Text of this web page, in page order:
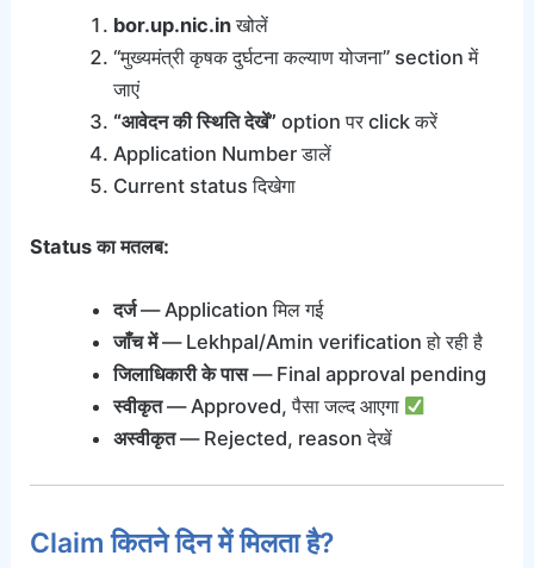
bor.up.nic.inखोलें
“मुख्यमंत्री कृषक दुर्घटना कल्याण योजना” section में
जाएं
“आवेदन की स्थिति देखें” option पर click करें
Application Number डालें
Current status दिखेगा
Status का मतलब:
दर्ज— Application मिल गई
जाँच में— Lekhpal/Amin verification हो रही है
जिलाधिकारी के पास— Final approval pending
स्वीकृत— Approved, पैसा जल्द आएगा
अस्वीकृत— Rejected, reason देखें
Claim कितने दिन में मिलता है?